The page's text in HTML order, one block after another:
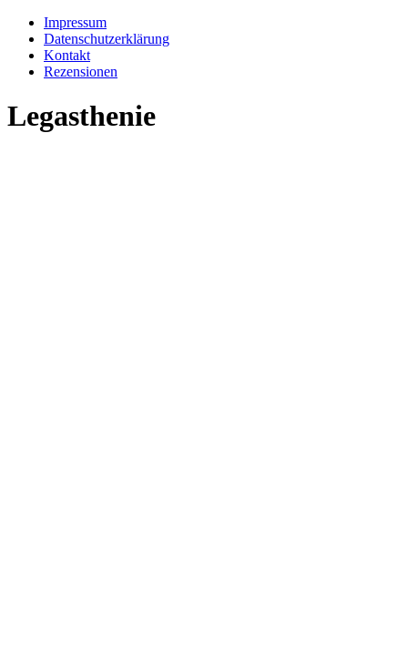
Impressum
Datenschutzerklärung
Kontakt
Rezensionen
Legasthenie